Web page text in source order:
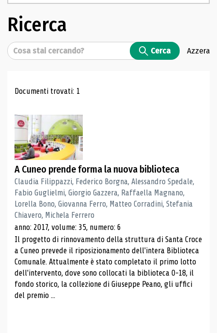
Ricerca
Cerca Cerca Azzera
Risultati di ricerca
Documenti trovati: 1
A Cuneo prende forma la nuova biblioteca
Claudia Filippazzi, Federico Borgna, Alessandro Spedale,
Fabio Guglielmi, Giorgio Gazzera, Raffaella Magnano,
Lorella Bono, Giovanna Ferro, Matteo Corradini, Stefania
Chiavero, Michela Ferrero
anno: 2017, volume: 35, numero: 6
Il progetto di rinnovamento della struttura di Santa Croce
a Cuneo prevede il riposizionamento dell'intera Biblioteca
Comunale. Attualmente è stato completato il primo lotto
dell'intervento, dove sono collocati la biblioteca 0-18, il
fondo storico, la collezione di Giuseppe Peano, gli uffici
del premio ...